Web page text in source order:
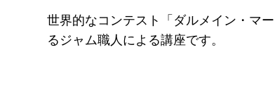
世界的なコンテスト「ダルメイン・マ
るジャム職人による講座です。